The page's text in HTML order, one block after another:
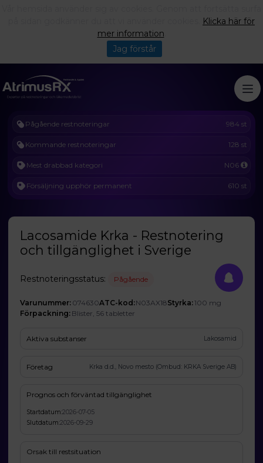
Pågående restnoteringar 984 st
Kommande restnoteringar 128 st
Mest drabbad kategori N06
Försäljning upphör permanent 610 st
Lacosamide Krka - Restnotering
och tillgänglighet i Sverige
Restnoteringsstatus: Pågående
Varunummer: 074630ATC-kod:N03AX18Styrka:100 mg
Förpackning: Blister, 56 tabletter
Aktiva substanser Lakosamid
Företag Krka d.d., Novo mesto (Ombud: KRKA Sverige AB)
Prognos och förväntad tillgänglighet
Startdatum:2026-07-05
Slutdatum:2026-09-29
Orsak till restsituation
Klicka här för
mer information
Jag förstår